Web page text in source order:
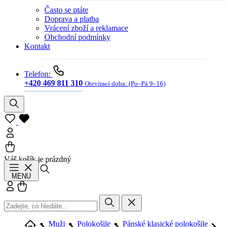
Často se ptáte
Doprava a platba
Vrácení zboží a reklamace
Obchodní podmínky
Kontakt
Telefon:
+420 469 811 310 Otevírací doba: (Po–Pá 9–16)
Váš košík je prázdný
MENU
Přihlásit se
Muži Polokošile
Pánské klasické polokošile